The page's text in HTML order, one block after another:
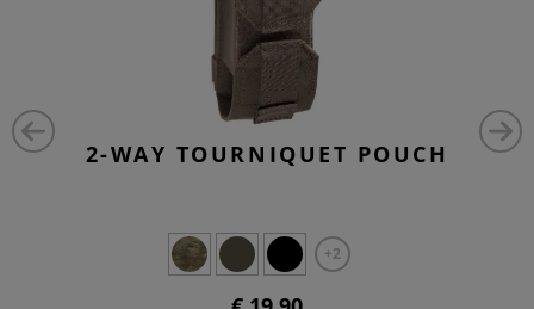
2-WAY TOURNIQUET POUCH
+2